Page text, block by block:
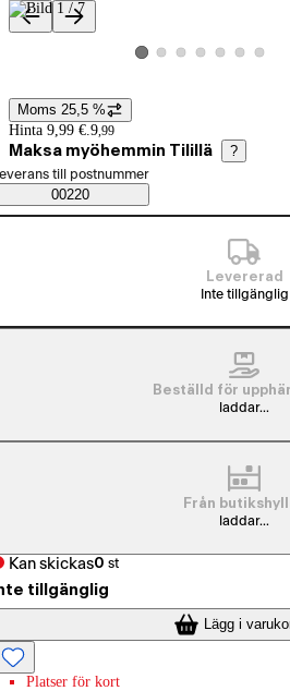
Produktbilder och videor
Visa produktbild 1
Visa produktbild 2
Visa produktbild 3
Visa produktbild 4
Visa produktbild 5
Visa Visa
Prisinformation
Moms 25,5 %
Hinta 9,99 €. 9,99
Maksa myöhemmin Tilillä ?
Saatavuustiedot
beställningssätt
till postnummer
00220
Levererad
Inte tillgänglig
Beställd för
laddar...
Från
laddar...
Kan skickas0 st
tillgänglig
Lägg i
Platser för kort